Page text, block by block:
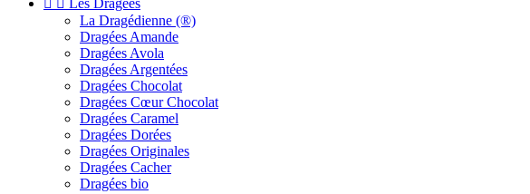
  Les Dragées
La Dragédienne (®)
Dragées Amande
Dragées Avola
Dragées Argentées
Dragées Chocolat
Dragées Cœur Chocolat
Dragées Caramel
Dragées Dorées
Dragées Originales
Dragées Cacher
Dragées bio